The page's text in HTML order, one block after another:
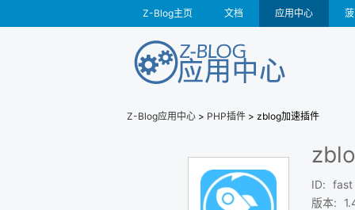
Z-Blog主页 文档 应用中心
Z-Blog应用中心 > PHP插件 > zblog加速插件
ID:
fast
版本: